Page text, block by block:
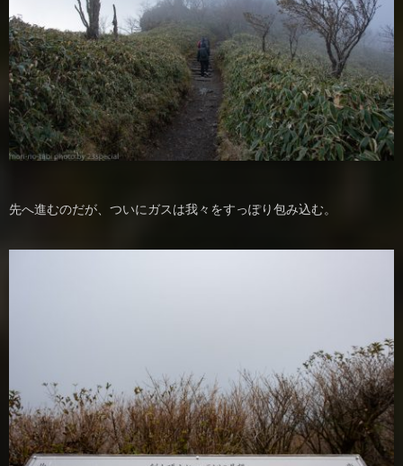
先へ進むのだが、ついにガスは我々をすっぽり包み込む。